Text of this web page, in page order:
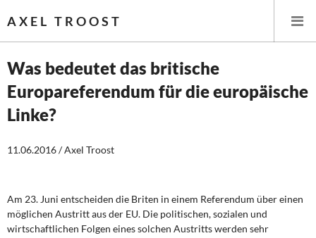
AXEL TROOST
Startseite
Wirtschaftspolitik
Steuer- und Finanzpolitik
Was bedeutet das britische
Europareferendum für die europäische
Linke?
11.06.2016 / Axel Troost
Am 23. Juni entscheiden die Briten in einem Referendum über einen
möglichen Austritt aus der EU. Die politischen, sozialen und
wirtschaftlichen Folgen eines solchen Austritts werden sehr